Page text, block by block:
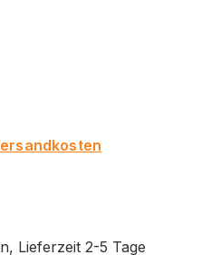
Lieferzeit 2-5 Tage